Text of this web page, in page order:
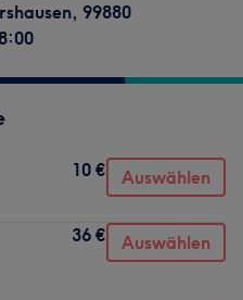
, 99880
10 € Auswählen
36 € Auswählen